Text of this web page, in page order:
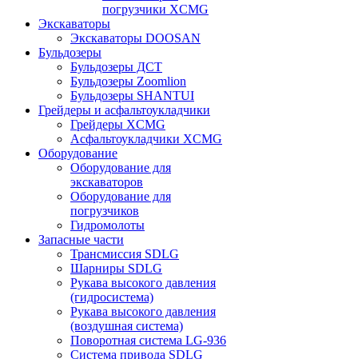
погрузчики XCMG
Экскаваторы
Экскаваторы DOOSAN
Бульдозеры
Бульдозеры ДСТ
Бульдозеры Zoomlion
Бульдозеры SHANTUI
Грейдеры и асфальтоукладчики
Грейдеры XCMG
Асфальтоукладчики XCMG
Оборудование
Оборудование для
экскаваторов
Оборудование для
погрузчиков
Гидромолоты
Запасные части
Трансмиссия SDLG
Шарниры SDLG
Рукава высокого давления
(гидросистема)
Рукава высокого давления
(воздушная система)
Поворотная система LG-936
Система привода SDLG